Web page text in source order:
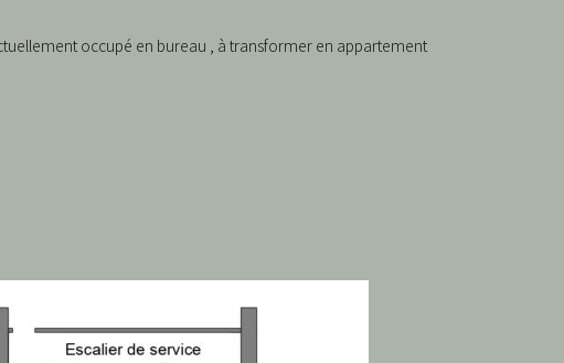
occupé en bureau , à transformer en appartement